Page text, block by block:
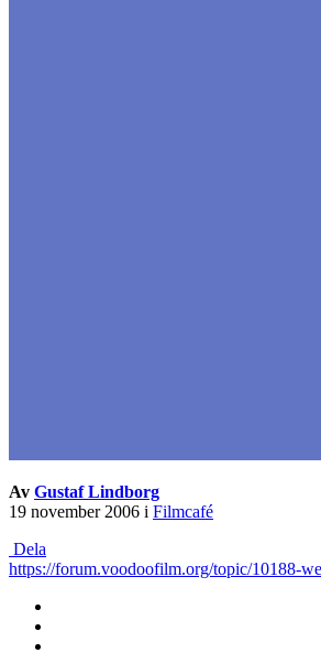
Av Gustaf Lindborg
19 november 2006 i Filmcafé
Dela
https://forum.voodoofilm.org/topic/10188-